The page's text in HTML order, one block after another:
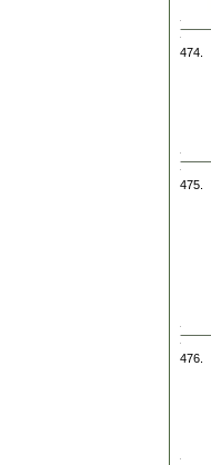
474.
475.
476.